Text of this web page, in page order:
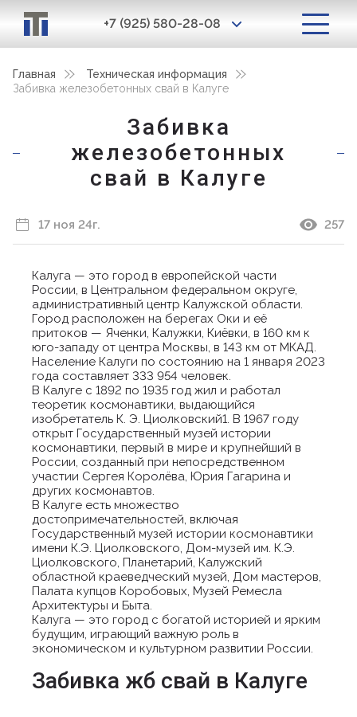
+7 (925) 580-28-08
Главная
Техническая информация
Забивка железобетонных свай в Калуге
Забивка
железобетонных
свай в Калуге
17 ноя 24г. 257
Калуга — это город в европейской части
России, в Центральном федеральном округе,
административный центр Калужской области.
Город расположен на берегах Оки и её
притоков — Яченки, Калужки, Киёвки, в 160 км к
юго-западу от центра Москвы, в 143 км от МКАД.
Население Калуги по состоянию на 1 января 2023
года составляет 333 954 человек.
В Калуге с 1892 по 1935 год жил и работал
теоретик космонавтики, выдающийся
изобретатель К. Э. Циолковский1. В 1967 году
открыт Государственный музей истории
космонавтики, первый в мире и крупнейший в
России, созданный при непосредственном
участии Сергея Королёва, Юрия Гагарина и
других космонавтов.
В Калуге есть множество
достопримечательностей, включая
Государственный музей истории космонавтики
имени К.Э. Циолковского, Дом-музей им. К.Э.
Циолковского, Планетарий, Калужский
областной краеведческий музей, Дом мастеров,
Палата купцов Коробовых, Музей Ремесла
Архитектуры и Быта.
Калуга — это город с богатой историей и ярким
будущим, играющий важную роль в
экономическом и культурном развитии России.
Забивка жб свай в Калуге